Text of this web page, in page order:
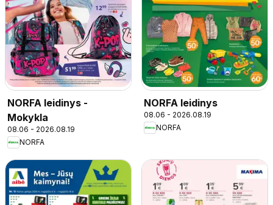
NORFA leidinys -
Mokykla
08.06 - 2026.08.19
NORFA
NORFA leidinys
08.06 - 2026.08.19
NORFA